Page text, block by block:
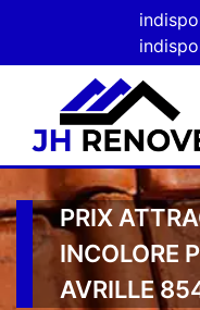
PRIX
INCOLORE
AVRILLE